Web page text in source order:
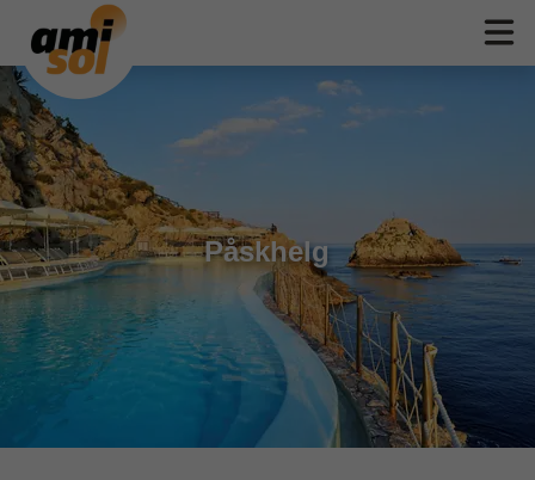
Påskhelg